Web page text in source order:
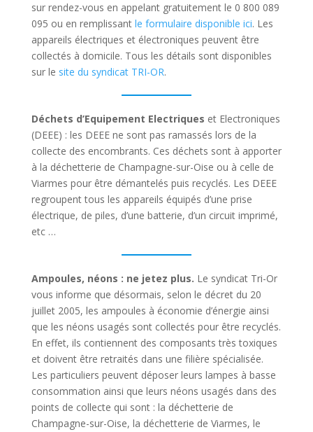
sur rendez-vous en appelant gratuitement le 0 800 089
095 ou en remplissant le formulaire disponible ici. Les
appareils électriques et électroniques peuvent être
collectés à domicile. Tous les détails sont disponibles
sur le site du syndicat TRI-OR.
Déchets d’Equipement Electriques et Electroniques
(DEEE) : les DEEE ne sont pas ramassés lors de la
collecte des encombrants. Ces déchets sont à apporter
à la déchetterie de Champagne-sur-Oise ou à celle de
Viarmes pour être démantelés puis recyclés. Les DEEE
regroupent tous les appareils équipés d’une prise
électrique, de piles, d’une batterie, d’un circuit imprimé,
etc …
Ampoules, néons : ne jetez plus. Le syndicat Tri-Or
vous informe que désormais, selon le décret du 20
juillet 2005, les ampoules à économie d’énergie ainsi
que les néons usagés sont collectés pour être recyclés.
En effet, ils contiennent des composants très toxiques
et doivent être retraités dans une filière spécialisée.
Les particuliers peuvent déposer leurs lampes à basse
consommation ainsi que leurs néons usagés dans des
points de collecte qui sont : la déchetterie de
Champagne-sur-Oise, la déchetterie de Viarmes, le